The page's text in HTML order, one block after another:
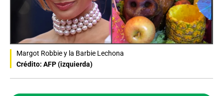
Margot Robbie y la Barbie Lechona
Crédito: AFP (izquierda)